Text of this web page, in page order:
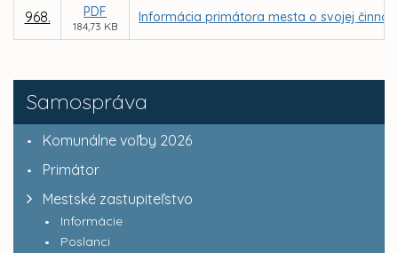
Samospráva
Komunálne voľby 2026
Primátor
Mestské zastupiteľstvo
Informácie
Poslanci
968. PDF
184,73 KB
Informácia primátora mesta o svojej